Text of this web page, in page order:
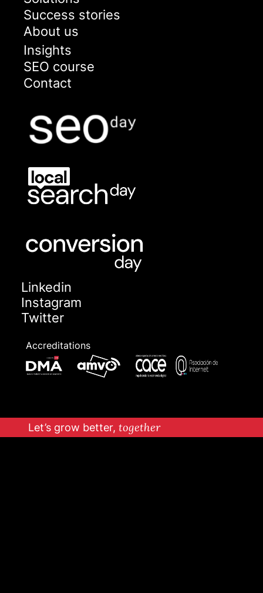
Success stories
About us
Insights
SEO course
Contact
Linkedin
Instagram
Twitter
Accreditations
Let’s grow better, together